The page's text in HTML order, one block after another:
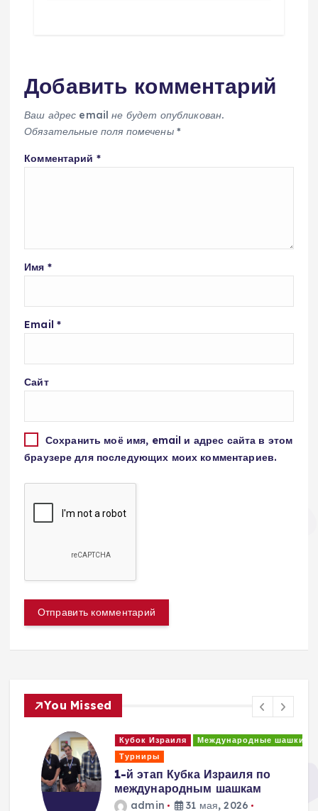
Добавить комментарий
Ваш адрес email не будет опубликован.
Обязательные поля помечены *
Комментарий *
Имя *
Email *
Сайт
Сохранить моё имя, email и адрес сайта в этом
браузере для последующих моих комментариев.
You Missed
Кубок Израиля
Международные шашки
Турниры
1-й этап Кубка Израиля по
международным шашкам
admin 31 мая, 2026